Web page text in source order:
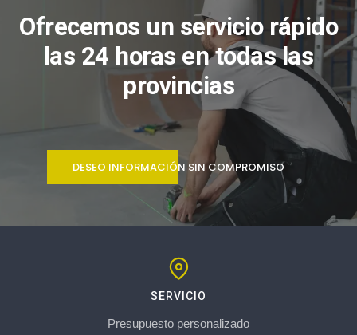
Ofrecemos un servicio rápido
las 24 horas en todas las
provincias
DESEO INFORMACIÓN SIN COMPROMISO
SERVICIO
Presupuesto personalizado